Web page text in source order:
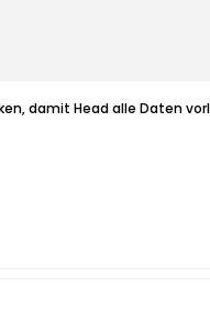
damit Head alle Daten